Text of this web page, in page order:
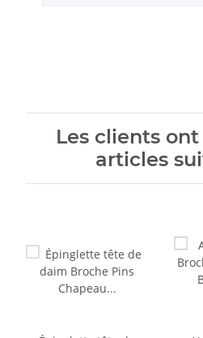
Les clients
articles